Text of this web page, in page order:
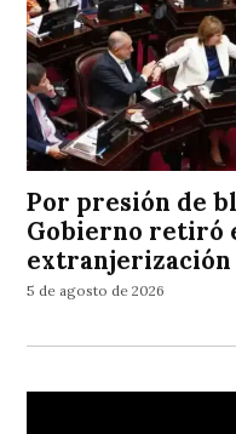
Por presión de
Gobierno retiró
5 de agosto de 2026